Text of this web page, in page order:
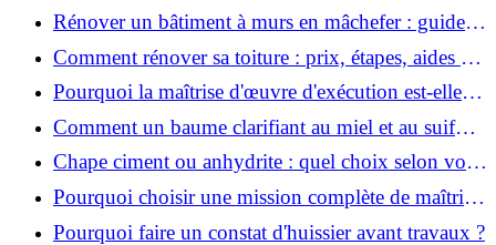
vendre ou louer un bien ?
Rénover un bâtiment à murs en mâchefer : guide
pratique et solutions
Comment rénover sa toiture : prix, étapes, aides et
réglementation ?
Pourquoi la maîtrise d'œuvre d'exécution est-elle
indispensable pour vos chantiers ?
Comment un baume clarifiant au miel et au suif
peut-il purifier la peau ?
Chape ciment ou anhydrite : quel choix selon votre
projet ?
Pourquoi choisir une mission complète de maîtrise
d’œuvre pour réussir vos projets?
Pourquoi faire un constat d'huissier avant travaux ?